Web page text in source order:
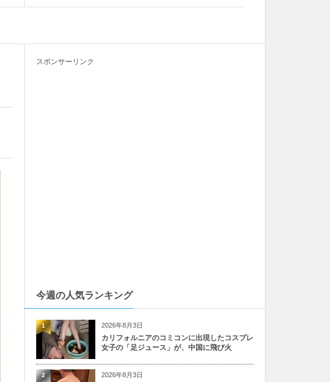
スポンサーリンク
今週の人気ランキング
2026年8月3日
カリフォルニアのコミコンに出現したコスプレ
女子の「足ジュース」が、中国に飛び火
1
2026年8月3日
2